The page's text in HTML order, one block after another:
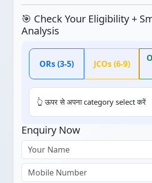
🎯 Check Your Eligibility +
Analysis
ORs (3-5) JCOs (6-9)
👆 ऊपर से अपना category select करें
Enquiry Now